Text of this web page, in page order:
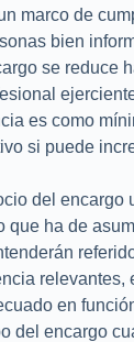
marco de
bien
se
es como
si puede
del
ha de
en
del encargo